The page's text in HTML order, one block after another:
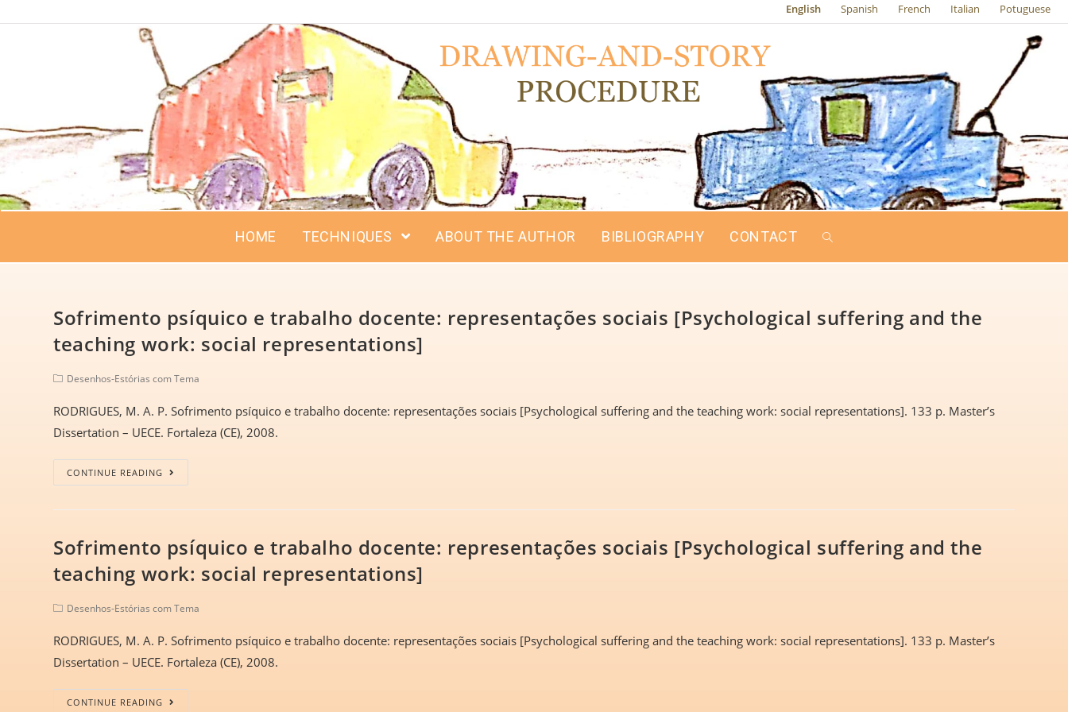
English Spanish French Italian Potuguese
HOME TECHNIQUES ABOUT THE AUTHOR BIBLIOGRAPHY CONTACT
Sofrimento psíquico e trabalho docente: representações sociais [Psychological suffering and the
teaching work: social representations]
Desenhos-Estórias com Tema
RODRIGUES, M. A. P. Sofrimento psíquico e trabalho docente: representações sociais [Psychological suffering and the teaching work: social representations]. 133 p. Master’s
Dissertation – UECE. Fortaleza (CE), 2008.
CONTINUE READING
Sofrimento psíquico e trabalho docente: representações sociais [Psychological suffering and the
teaching work: social representations]
Desenhos-Estórias com Tema
RODRIGUES, M. A. P. Sofrimento psíquico e trabalho docente: representações sociais [Psychological suffering and the teaching work: social representations]. 133 p. Master’s
Dissertation – UECE. Fortaleza (CE), 2008.
CONTINUE READING